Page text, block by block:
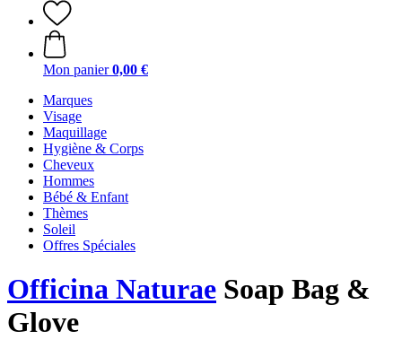
Mon panier 0,00 €
Marques
Visage
Maquillage
Hygiène & Corps
Cheveux
Hommes
Bébé & Enfant
Thèmes
Soleil
Offres Spéciales
Officina Naturae Soap Bag &
Glove